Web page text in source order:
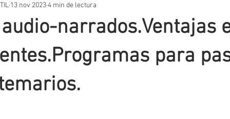
PRÁCTICOS TEMARIOS
EDUCATIVA
EVALUACIÓN
narrados.Ventajas
para
13 nov 20234 min de lectura